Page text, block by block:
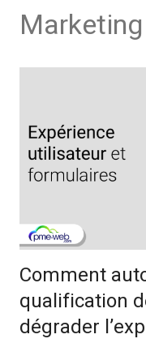
Marketing
Comment
qualification
dégrader